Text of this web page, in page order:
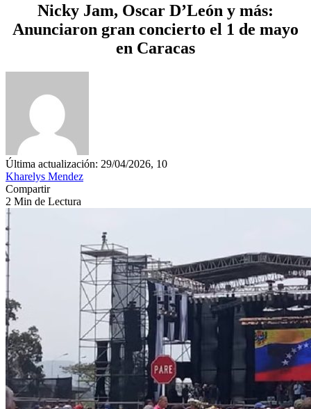
Nicky Jam, Oscar D’León y más:
Anunciaron gran concierto el 1 de mayo
en Caracas
Última actualización: 29/04/2026, 10
Kharelys Mendez
Compartir
2 Min de Lectura